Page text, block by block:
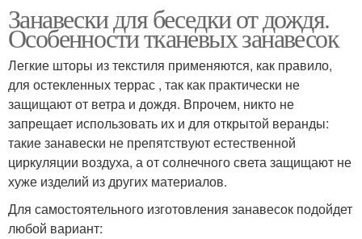
Занавески для беседки от дождя.
Особенности тканевых занавесок
Легкие шторы из текстиля применяются, как правило,
для остекленных террас , так как практически не
защищают от ветра и дождя. Впрочем, никто не
запрещает использовать их и для открытой веранды:
такие занавески не препятствуют естественной
циркуляции воздуха, а от солнечного света защищают не
хуже изделий из других материалов.
Для самостоятельного изготовления занавесок подойдет
любой вариант: